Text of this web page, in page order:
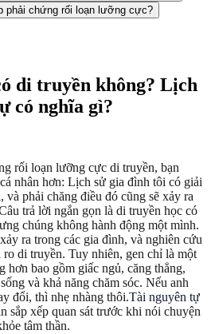
phải chứng rối loạn lưỡng cực?
di truyền không? Lịch
có nghĩa gì?
rối loạn lưỡng cực di truyền, bạn
nhân hơn: Lịch sử gia đình tôi có giải
và phải chăng điều đó cũng sẽ xảy ra
trả lời ngắn gọn là di truyền học có
chúng không hành động một mình.
ra trong các gia đình, và nghiên cứu
di truyền. Tuy nhiên, gen chỉ là một
hơn bao gồm giấc ngủ, căng thẳng,
và khả năng chăm sóc. Nếu anh
đổi, thì nhẹ nhàng thôi.Tài nguyên tự
sắp xếp quan sát trước khi nói chuyện
tâm thần.